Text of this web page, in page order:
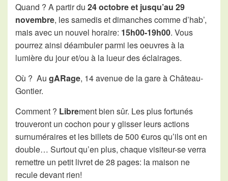
Quand ? A partir du 24 octobre et jusqu’au 29
novembre, les samedis et dimanches comme d’hab’,
mais avec un nouvel horaire: 15h00-19h00. Vous
pourrez ainsi déambuler parmi les oeuvres à la
lumière du jour et/ou à la lueur des éclairages.
Où ? Au gARage, 14 avenue de la gare à Château-
Gontier.
Comment ? Librement bien sûr. Les plus fortunés
trouveront un cochon pour y glisser leurs actions
surnuméraires et les billets de 500 €uros qu’ils ont en
double… Surtout qu’en plus, chaque visiteur-se verra
remettre un petit livret de 28 pages: la maison ne
recule devant rien!